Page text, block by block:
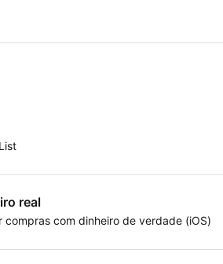
real
compras com dinheiro de verdade (iOS)